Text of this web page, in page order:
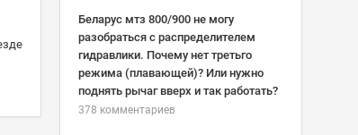
Беларус мтз 800/900 не могу
разобраться с распределителем
гидравлики. Почему нет третьго
режима (плавающей)? Или нужно
поднять рычаг вверх и так работать?
378 комментариев